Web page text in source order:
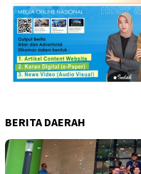
BERITA DAERAH